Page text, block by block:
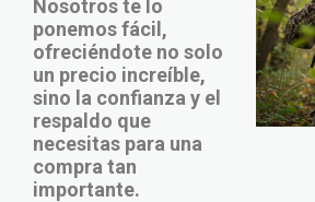
Nosotros te lo
ponemos fácil,
ofreciéndote no solo
un precio increíble,
sino la confianza y el
respaldo que
necesitas para una
compra tan
importante.